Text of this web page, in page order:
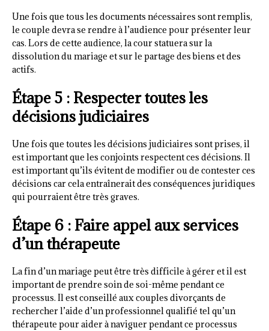
Une fois que tous les documents nécessaires sont remplis,
le couple devra se rendre à l’audience pour présenter leur
cas. Lors de cette audience, la cour statuera sur la
dissolution du mariage et sur le partage des biens et des
actifs.
Étape 5 : Respecter toutes les
décisions judiciaires
Une fois que toutes les décisions judiciaires sont prises, il
est important que les conjoints respectent ces décisions. Il
est important qu’ils évitent de modifier ou de contester ces
décisions car cela entraînerait des conséquences juridiques
qui pourraient être très graves.
Étape 6 : Faire appel aux services
d’un thérapeute
La fin d’un mariage peut être très difficile à gérer et il est
important de prendre soin de soi-même pendant ce
processus. Il est conseillé aux couples divorçants de
rechercher l’aide d’un professionnel qualifié tel qu’un
thérapeute pour aider à naviguer pendant ce processus